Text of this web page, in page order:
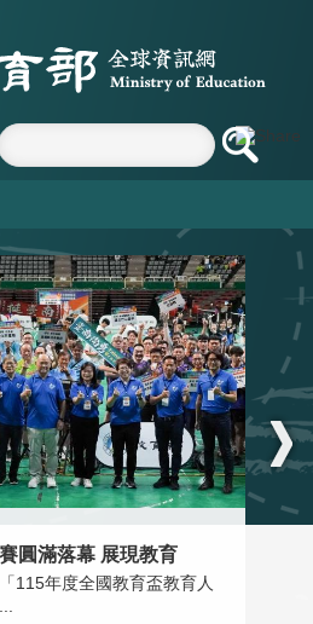
圓滿落幕 展現教育
115年度全國教育盃教育人